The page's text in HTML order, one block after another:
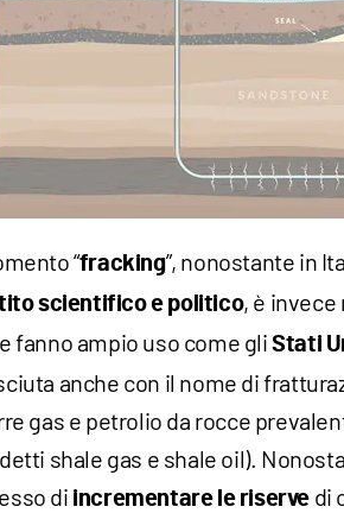
“fracking”, nonostante in
scientificoe politico, è
fanno ampio uso come gliStati
anche con il nome di
gas e petrolio da rocce
shale gas e shale oil).
di incrementare le riserve di